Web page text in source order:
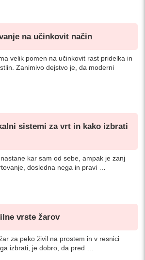
na učinkovit način
velik pomen na učinkovit rast pridelka in
Zanimivo dejstvo je, da moderni
sistemi za vrt in kako izbrati
kar sam od sebe, ampak je zanj
dosledna nega in pravi …
vrste žarov
za peko živil na prostem in v resnici
izbrati, je dobro, da pred …